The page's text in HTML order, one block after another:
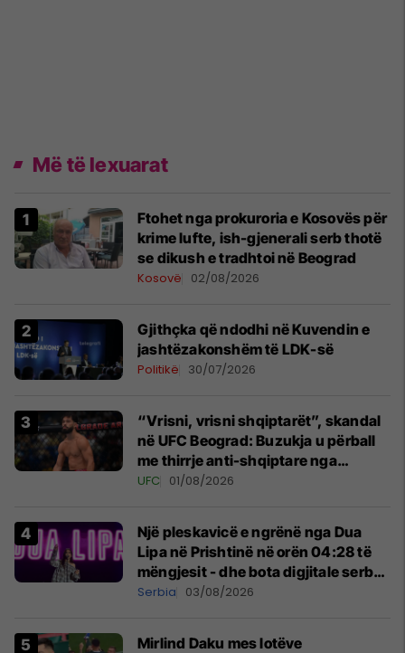
Më të lexuarat
Ftohet nga prokuroria e Kosovës për
krime lufte, ish-gjenerali serb thotë
se dikush e tradhtoi në Beograd
Kosovë 02/08/2026
Gjithçka që ndodhi në Kuvendin e
jashtëzakonshëm të LDK-së
Politikë 30/07/2026
“Vrisni, vrisni shqiptarët”, skandal
në UFC Beograd: Buzukja u përball
me thirrje anti-shqiptare nga
tribunat
UFC 01/08/2026
Një pleskavicë e ngrënë nga Dua
Lipa në Prishtinë në orën 04:28 të
mëngjesit - dhe bota digjitale serbe
shpall gjendjen e luftës
Serbia 03/08/2026
Mirlind Daku mes lotëve